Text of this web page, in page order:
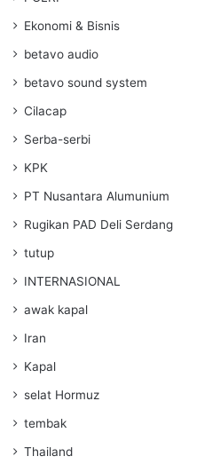
Ekonomi & Bisnis
betavo audio
betavo sound system
Cilacap
Serba-serbi
KPK
PT Nusantara Alumunium
Rugikan PAD Deli Serdang
tutup
INTERNASIONAL
awak kapal
Iran
Kapal
selat Hormuz
tembak
Thailand